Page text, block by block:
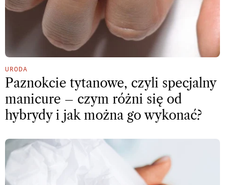
URODA
Paznokcie tytanowe, czyli specjalny
manicure – czym różni się od
hybrydy i jak można go wykonać?